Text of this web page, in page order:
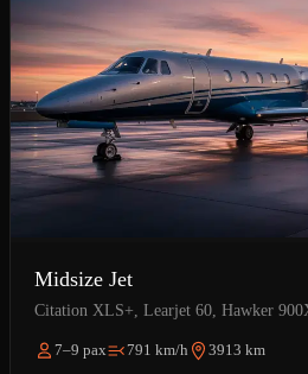
Midsize Jet
Citation XLS+, Learjet 60, Hawker
7–9 pax 791 km/h 3913 km